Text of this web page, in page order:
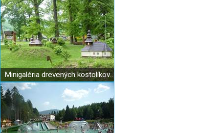
Minigaléria drevených kostolíkov v Uliči